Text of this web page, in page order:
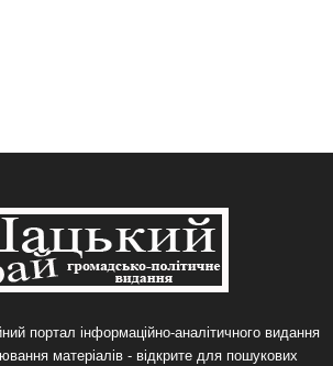
портал інформаційно-аналітичного видання
матеріалів - відкрите для пошукових